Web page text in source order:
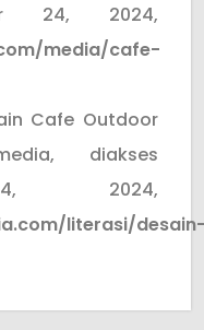
24, 2024,
media/cafe-
Cafe Outdoor
diakses
2024,
literasi/